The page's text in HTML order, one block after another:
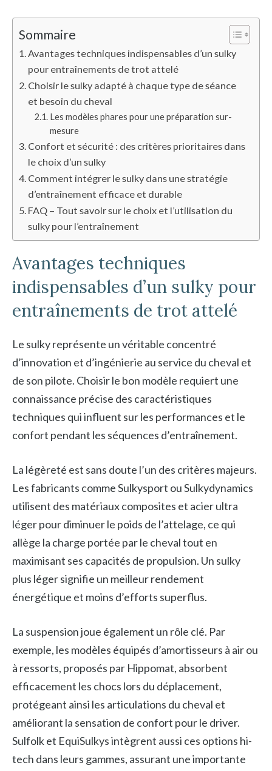
Sommaire
Avantages techniques indispensables d’un sulky
pour entraînements de trot attelé
Choisir le sulky adapté à chaque type de séance
et besoin du cheval
Les modèles phares pour une préparation sur-
mesure
Confort et sécurité : des critères prioritaires dans
le choix d’un sulky
Comment intégrer le sulky dans une stratégie
d’entraînement efficace et durable
FAQ – Tout savoir sur le choix et l’utilisation du
sulky pour l’entraînement
Avantages techniques
indispensables d’un sulky pour
entraînements de trot attelé
Le sulky représente un véritable concentré
d’innovation et d’ingénierie au service du cheval et
de son pilote. Choisir le bon modèle requiert une
connaissance précise des caractéristiques
techniques qui influent sur les performances et le
confort pendant les séquences d’entraînement.
La légèreté est sans doute l’un des critères majeurs.
Les fabricants comme Sulkysport ou Sulkydynamics
utilisent des matériaux composites et acier ultra
léger pour diminuer le poids de l’attelage, ce qui
allège la charge portée par le cheval tout en
maximisant ses capacités de propulsion. Un sulky
plus léger signifie un meilleur rendement
énergétique et moins d’efforts superflus.
La suspension joue également un rôle clé. Par
exemple, les modèles équipés d’amortisseurs à air ou
à ressorts, proposés par Hippomat, absorbent
efficacement les chocs lors du déplacement,
protégeant ainsi les articulations du cheval et
améliorant la sensation de confort pour le driver.
Sulfolk et EquiSulkys intègrent aussi ces options hi-
tech dans leurs gammes, assurant une importante